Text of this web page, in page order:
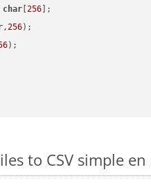
char [256 ];
256);
);
to CSV simple en